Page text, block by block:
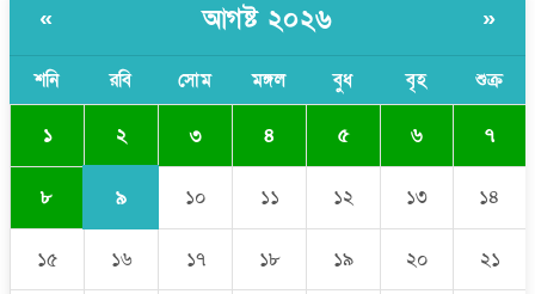
বাংলাদেশী কর্মীদের আকামা নিয়ে বড় সুখবর দিলো সৌদি সরকার
ভারতের পূর্ব সীমান্তে এখন ‘আরেকটি পাকিস্তান’ গড়ে উঠেছে: সজীব
ওয়াজেদ জয়
« আগষ্ট ২০২৬ »
শনি রবি সোম মঙ্গল বুধ বৃহ শুক্র
১ ২ ৩ ৪ ৫ ৬ ৭
৮ ৯ ১০ ১১ ১২ ১৩ ১৪
১৫ ১৬ ১৭ ১৮ ১৯ ২০ ২১